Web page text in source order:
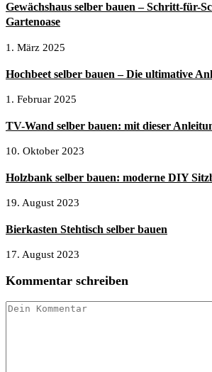
Gewächshaus selber bauen – Schritt-für-
Gartenoase
1. März 2025
Hochbeet selber bauen – Die ultimative
1. Februar 2025
TV-Wand selber bauen: mit dieser
10. Oktober 2023
Holzbank selber bauen: moderne DIY
19. August 2023
Bierkasten Stehtisch selber bauen
17. August 2023
Kommentar schreiben